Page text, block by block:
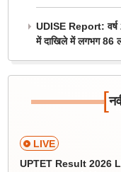
UDISE Report:
में दाखिले में लगभग 86
[
LIVE
UPTET Result 2026